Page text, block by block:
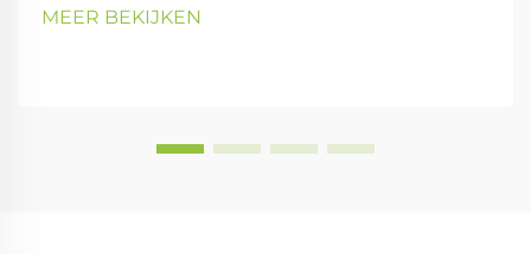
MEER BEKIJKEN